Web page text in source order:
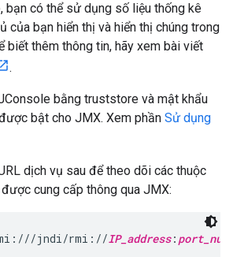
bạn có thể sử dụng số liệu thống kê
của bạn hiển thị và hiển thị chúng trong
biết thêm thông tin, hãy xem bài viết
.
bằng truststore và mật khẩu
bật cho JMX. Xem phần Sử dụng
dịch vụ sau để theo dõi các thuộc
cung cấp thông qua JMX:
jndi/rmi://IP_address: